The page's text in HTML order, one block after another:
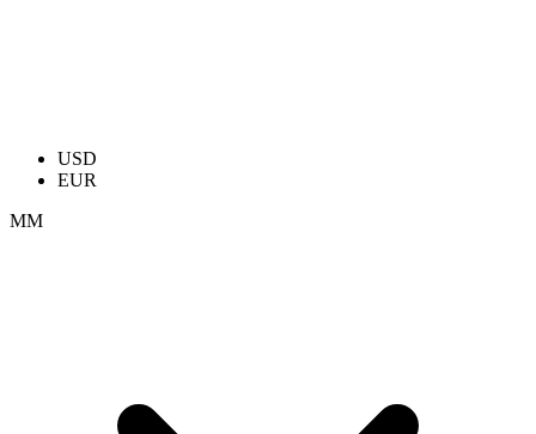
USD
EUR
ММ